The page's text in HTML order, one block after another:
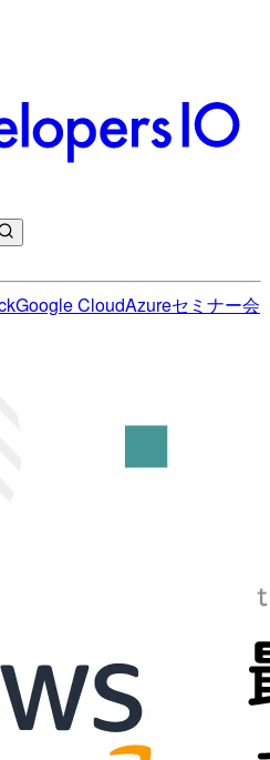
Google CloudAzureセミナー会